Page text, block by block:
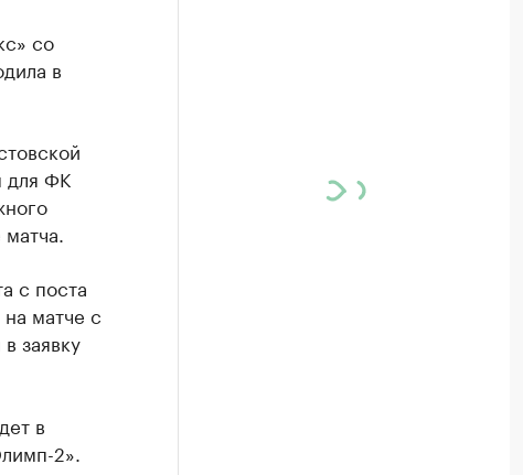
со
в
для ФК
с поста
матче с
заявку
в
2».